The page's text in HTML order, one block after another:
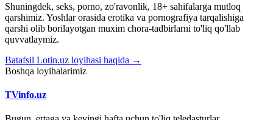
Shuningdek, seks, porno, zo'ravonlik, 18+ sahifalarga mutloq
qarshimiz. Yoshlar orasida erotika va pornografiya tarqalishiga
qarshi olib borilayotgan muxim chora-tadbirlarni to'liq qo'llab
quvvatlaymiz.
Batafsil Lotin.uz loyihasi haqida →
Boshqa loyihalarimiz
TVinfo.uz